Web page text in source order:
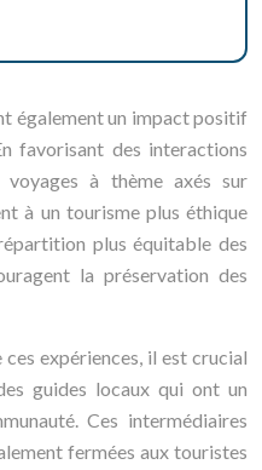
également un impact positif
favorisant des interactions
voyages à thème axés sur
à un tourisme plus éthique
plus équitable des
la préservation des
expériences, il est crucial
guides locaux qui ont un
Ces intermédiaires
fermées aux touristes